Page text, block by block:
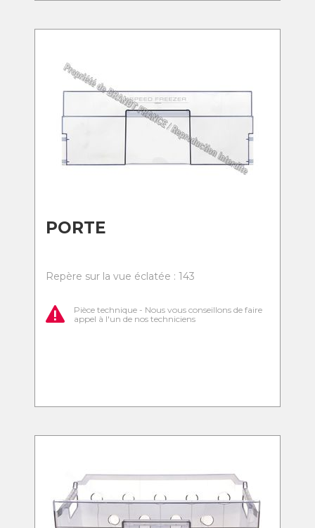
PORTE
Repère sur la vue éclatée : 143
Pièce technique - Nous vous conseillons de faire
appel à l'un de nos techniciens